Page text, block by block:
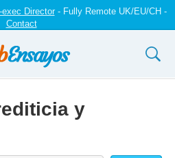
exec Director- Fully Remote UK/EU/CH -
Contact
y